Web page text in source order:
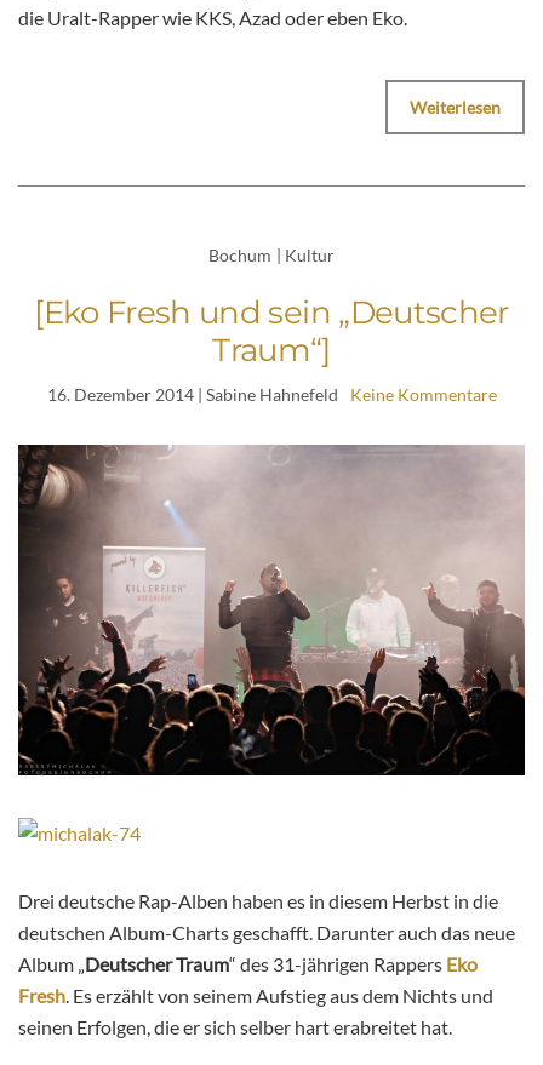
die Uralt-Rapper wie KKS, Azad oder eben Eko.
Weiterlesen
Bochum | Kultur
[Eko Fresh und sein „Deutscher
Traum“]
16. Dezember 2014| Sabine Hahnefeld Keine Kommentare
Drei deutsche Rap-Alben haben es in diesem Herbst in die
deutschen Album-Charts geschafft. Darunter auch das neue
Album „Deutscher Traum“ des 31-jährigen Rappers Eko
Fresh. Es erzählt von seinem Aufstieg aus dem Nichts und
seinen Erfolgen, die er sich selber hart erabreitet hat.